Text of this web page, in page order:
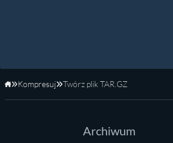
Strona główna
Kompresuj Twórz plik TAR.GZ
Archiwum